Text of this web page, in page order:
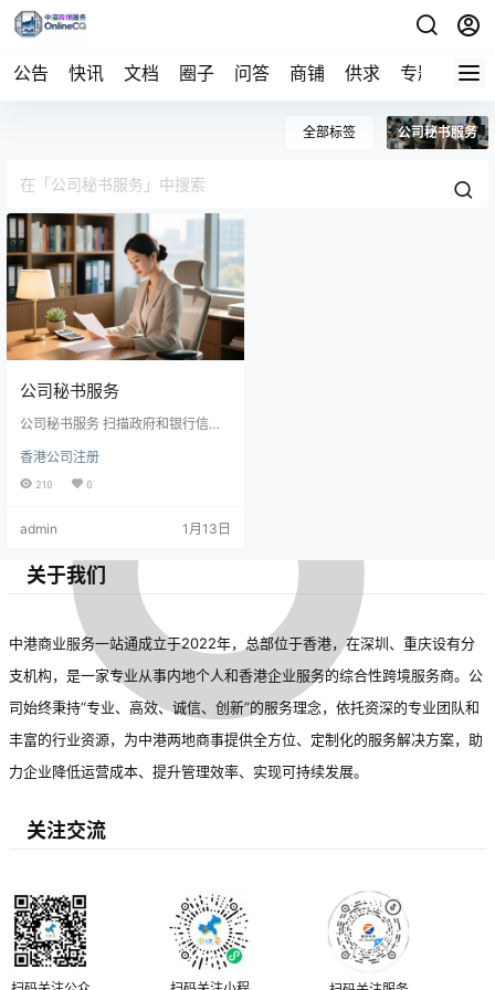
公告 快讯 文档 圈子 问答 商铺 供求 专题 导航
全部标签 公司秘书服务
公司秘书服务
公司秘书服务 扫描政府和银行信
香港公司注册
210 0
admin 1月13日
关于我们
中港商业服务一站通成立于2022年，总部位于香港，在深圳、重庆设有分
支机构，是一家专业从事内地个人和香港企业服务的综合性跨境服务商。公
司始终秉持“专业、高效、诚信、创新”的服务理念，依托资深的专业团队和
丰富的行业资源，为中港两地商事提供全方位、定制化的服务解决方案，助
力企业降低运营成本、提升管理效率、实现可持续发展。
关注交流